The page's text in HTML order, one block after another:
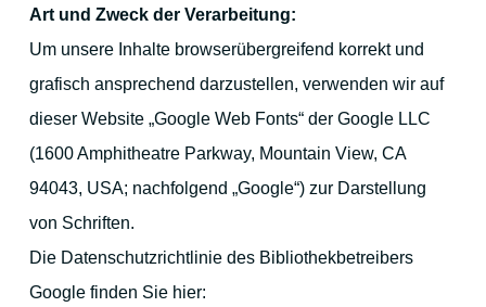
Art und Zweck der Verarbeitung:
Um unsere Inhalte browserübergreifend korrekt und
grafisch ansprechend darzustellen, verwenden wir auf
dieser Website „Google Web Fonts“ der Google LLC
(1600 Amphitheatre Parkway, Mountain View, CA
94043, USA; nachfolgend „Google“) zur Darstellung
von Schriften.
Die Datenschutzrichtlinie des Bibliothekbetreibers
Google finden Sie hier: